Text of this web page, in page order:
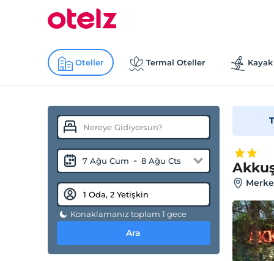
Oteller Termal Oteller
7 Ağu Cum - 8 Ağu Cts
Konaklamanız toplam 1 gece
Ara